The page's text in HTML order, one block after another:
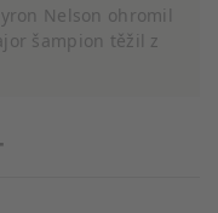
Nelson ohromil
šampion těžil z